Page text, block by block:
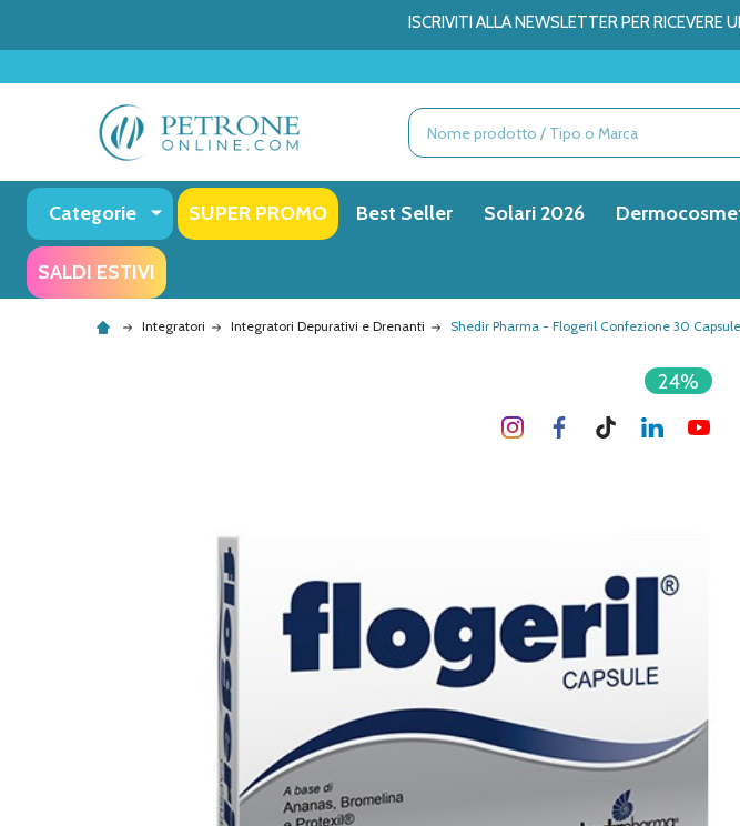
ISCRIVITI ALLA NEWSLETTER PER
Ricerca
Categorie SUPER PROMO Best Seller Solari 2026
SALDI ESTIVI
Integratori Integratori Depurativi e Drenanti Shedir Pharma - Flogeril Confezione 30 Capsule
24%